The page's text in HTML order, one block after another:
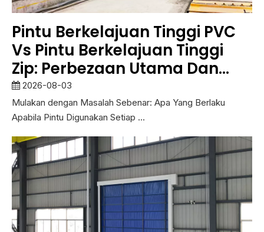
Pintu Berkelajuan Tinggi PVC
Vs Pintu Berkelajuan Tinggi
Zip: Perbezaan Utama Dan
Cara Memilih
2026-08-03
Mulakan dengan Masalah Sebenar: Apa Yang Berlaku
Apabila Pintu Digunakan Setiap ...